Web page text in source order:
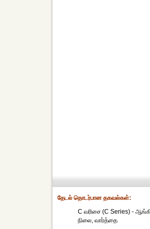
தேட‌ல் தொட‌ர்பான தகவ‌ல்க‌ள்:
C வரிசை (C Series) -
நிலை, வார்த்தை